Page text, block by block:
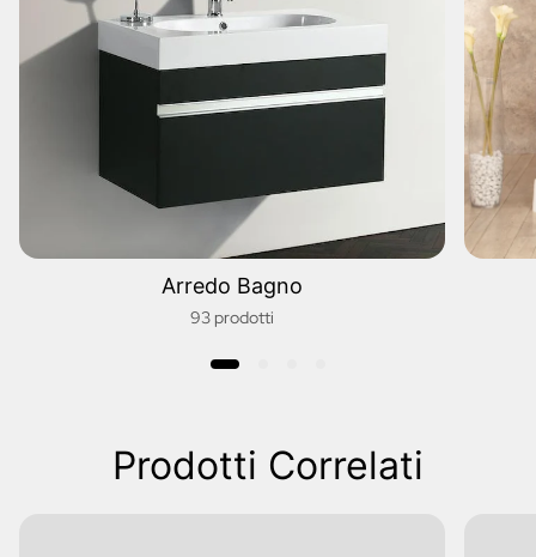
Arredo Bagno
93 prodotti
Prodotti Correlati